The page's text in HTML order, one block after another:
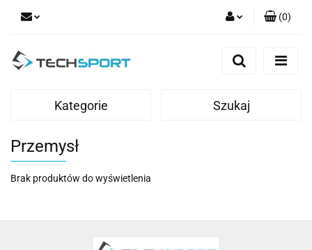
Zaloguj się
(0)
Kategorie Szukaj
Przemysł
Brak produktów do wyświetlenia